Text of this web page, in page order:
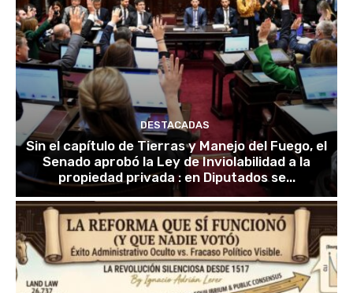
DESTACADAS
Sin el capítulo de Tierras y Manejo del Fuego, el
Senado aprobó la Ley de Inviolabilidad a la
propiedad privada : en Diputados se...